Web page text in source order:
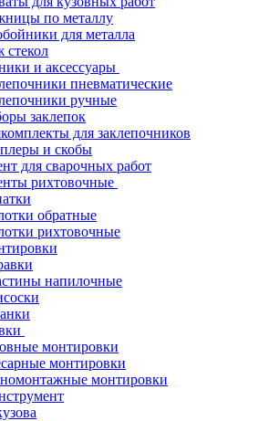
по металлу
для металла
стекол
и аксессуары
пневматические
ручные
заклепок
для заклепочников
и скобы
для сварочных работ
рихтовочные
обратные
рихтовочные
напилочные
монтировки
монтировки
монтировки